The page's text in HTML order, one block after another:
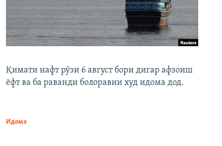
Қимати нафт рӯзи 6 август бори дигар афзоиш
ёфт ва ба раванди болоравии худ идома дод.
Идома